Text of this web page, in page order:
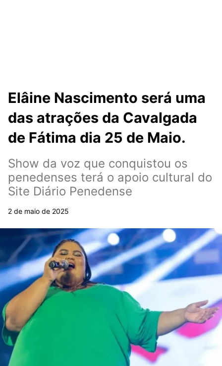
Elâine Nascimento será uma
das atrações da Cavalgada
de Fátima dia 25 de Maio.
Show da voz que conquistou os
penedenses terá o apoio cultural do
Site Diário Penedense
2 de maio de 2025